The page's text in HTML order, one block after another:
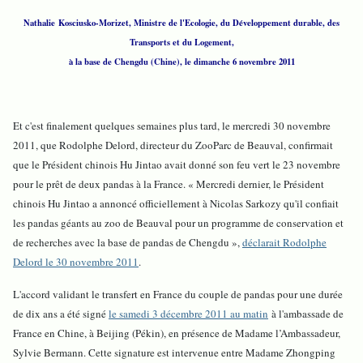
Nathalie Kosciusko-Morizet, Ministre de l'Ecologie, du Développement durable, des
Transports et du Logement,
à la base de Chengdu (Chine), le dimanche 6 novembre 2011
Et c'est finalement quelques semaines plus tard, le mercredi 30 novembre
2011, que Rodolphe Delord, directeur du ZooParc de Beauval, confirmait
que le Président chinois Hu Jintao avait donné son feu vert le 23 novembre
pour le prêt de deux pandas à la France. « Mercredi dernier, le Président
chinois Hu Jintao a annoncé officiellement à Nicolas Sarkozy qu'il confiait
les pandas géants au zoo de Beauval pour un programme de conservation et
de recherches avec la base de pandas de Chengdu »,déclarait Rodolphe
Delord le 30 novembre 2011.
L'accord validant le transfert en France du couple de pandas pour une durée
de dix ans a été signéle samedi 3 décembre 2011 au matin à l'ambassade de
France en Chine, à Beijing (Pékin), en présence de Madame l’Ambassadeur,
Sylvie Bermann. Cette signature est intervenue entre Madame Zhongping